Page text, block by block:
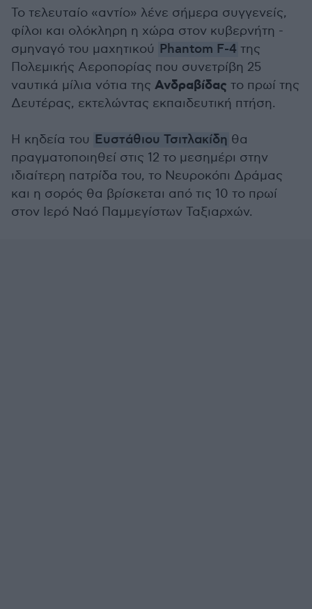
Το τελευταίο «αντίο» λένε σήμερα συγγενείς,
φίλοι και ολόκληρη η χώρα στον κυβερνήτη -
σμηναγό του μαχητικού Phantom F-4 της
Πολεμικής Αεροπορίας που συνετρίβη 25
ναυτικά μίλια νότια της Ανδραβίδας το πρωί της
Δευτέρας, εκτελώντας εκπαιδευτική πτήση.
Η κηδεία του Ευστάθιου Τσιτλακίδη θα
πραγματοποιηθεί στις 12 το μεσημέρι στην
ιδιαίτερη πατρίδα του, το Νευροκόπι Δράμας
και η σορός θα βρίσκεται από τις 10 το πρωί
στον Ιερό Ναό Παμμεγίστων Ταξιαρχών.